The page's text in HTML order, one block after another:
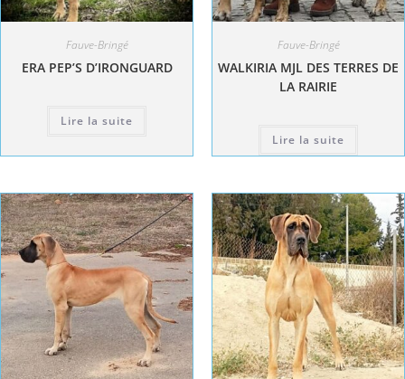
Fauve-Bringé
ERA PEP’S D’IRONGUARD
Lire la suite
Fauve-Bringé
WALKIRIA MJL DES TERRES DE
LA RAIRIE
Lire la suite